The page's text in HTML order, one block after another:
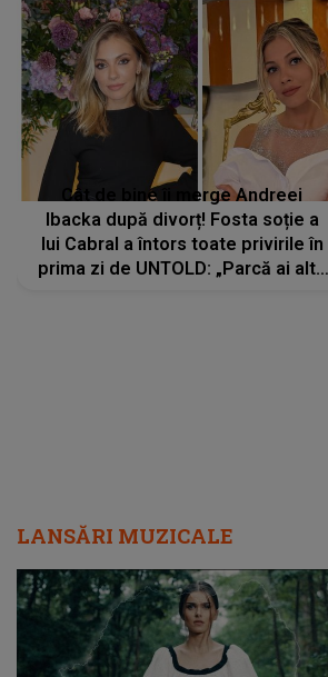
Cât de bine îi merge Andreei
Ibacka după divorț! Fosta soție a
lui Cabral a întors toate privirile în
prima zi de UNTOLD: „Parcă ai altă
LANSĂRI MUZICALE